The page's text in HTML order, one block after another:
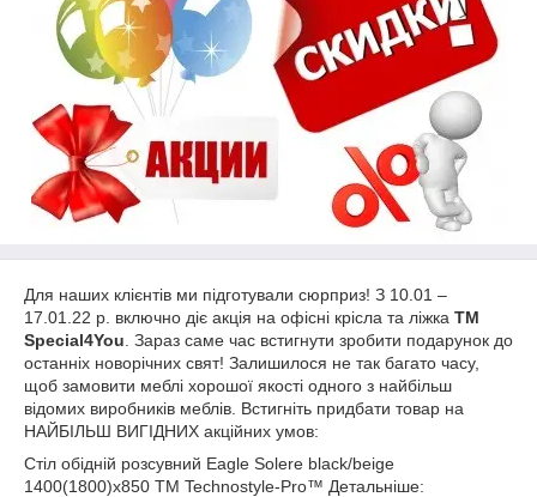
Для наших клієнтів ми підготували сюрприз! З 10.01 –
17.01.22 р. включно діє акція на офісні крісла та ліжка ТМ
Special4You . Зараз саме час встигнути зробити подарунок до
останніх новорічних свят! Залишилося не так багато часу,
щоб замовити меблі хорошої якості одного з найбільш
відомих виробників меблів. Встигніть придбати товар на
НАЙБІЛЬШ ВИГІДНИХ акційних умов:
Стіл обідній розсувний Eagle Solere black/beige
1400(1800)х850 ТМ Technostyle-Pro™ Детальніше: